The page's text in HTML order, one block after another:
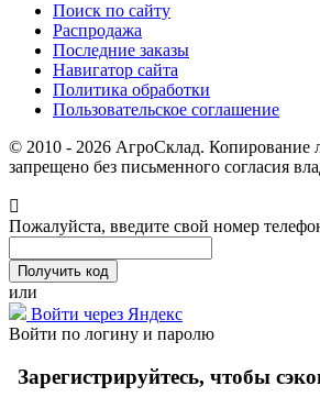
Поиск по сайту
Распродажа
Последние заказы
Навигатор сайта
Политика обработки
Пользовательское соглашение
© 2010 - 2026 АгроСклад.
запрещено без письменного согласия
Пожалуйста, введите свой номер
или
Войти через Яндекс
Войти по логину и паролю
Зарегистрируйтесь, чтобы